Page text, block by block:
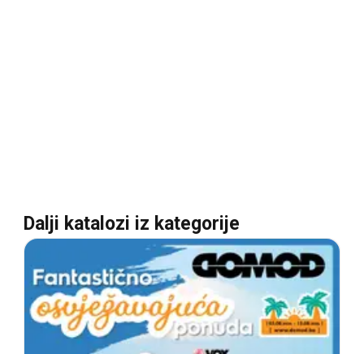
Dalji katalozi iz kategorije